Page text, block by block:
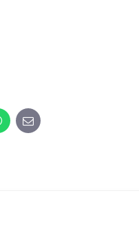
E-
mail